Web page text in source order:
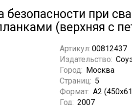
при
(верхняя с
Артикул: 00812437
Издательство:
Город: Москва
Страниц: 5
Формат: А2
Год: 2007